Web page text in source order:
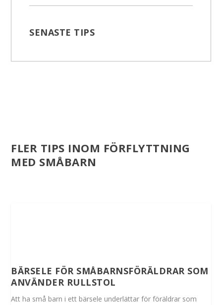
SENASTE TIPS
FLER TIPS INOM FÖRFLYTTNING
MED SMÅBARN
BÄRSELE FÖR SMÅBARNSFÖRÄLDRAR SOM
ANVÄNDER RULLSTOL
Att ha små barn i ett bärsele underlättar för föräldrar som